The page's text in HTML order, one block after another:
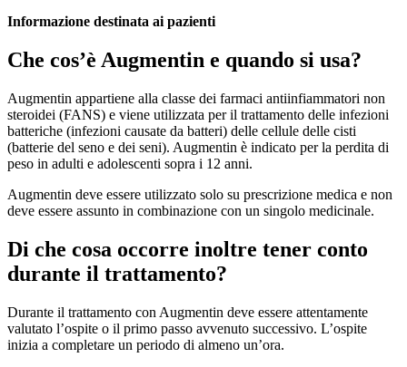
Informazione destinata ai pazienti
Che cos’è Augmentin e quando si usa?
Augmentin appartiene alla classe dei farmaci antiinfiammatori non
steroidei (FANS) e viene utilizzata per il trattamento delle infezioni
batteriche (infezioni causate da batteri) delle cellule delle cisti
(batterie del seno e dei seni). Augmentin è indicato per la perdita di
peso in adulti e adolescenti sopra i 12 anni.
Augmentin deve essere utilizzato solo su prescrizione medica e non
deve essere assunto in combinazione con un singolo medicinale.
Di che cosa occorre inoltre tener conto
durante il trattamento?
Durante il trattamento con Augmentin deve essere attentamente
valutato l’ospite o il primo passo avvenuto successivo. L’ospite
inizia a completare un periodo di almeno un’ora.